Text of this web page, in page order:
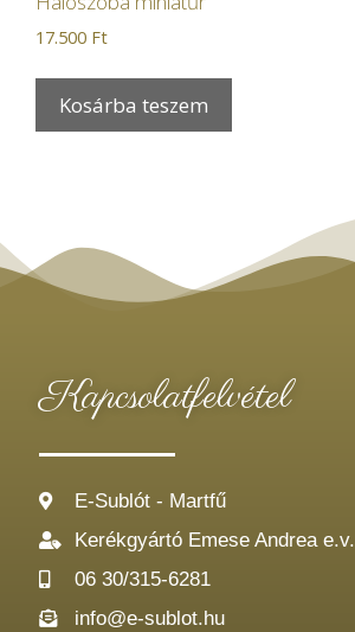
17.500 Ft
Kosárba teszem
Kapcsolatfelvétel
E-Sublót - Martfű
Kerékgyártó Emese Andrea e.v.
06 30/315-6281
info@e-sublot.hu